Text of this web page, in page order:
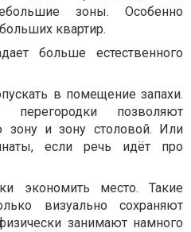
зоны. Особенно
квартир.
больше естественного
в помещение запахи.
перегородки позволяют
зону и зону столовой. Или
если речь идёт про
экономить место. Такие
визуально сохраняют
занимают намного